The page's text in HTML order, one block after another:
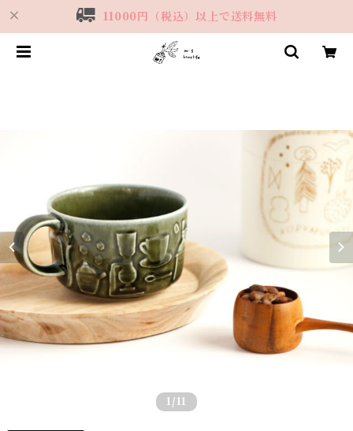
11000円（税込）以上で送料無料
1 /11